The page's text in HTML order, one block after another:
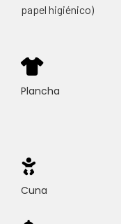
papel higiénico)
Plancha
Cuna